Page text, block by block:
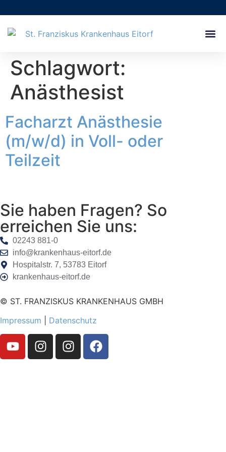
Schlagwort:
Anästhesist
Facharzt Anästhesie
(m/w/d) in Voll- oder
Teilzeit
Sie haben Fragen? So
erreichen Sie uns:
02243 881-0
info@krankenhaus-eitorf.de
Hospitalstr. 7, 53783 Eitorf
krankenhaus-eitorf.de
© ST. FRANZISKUS KRANKENHAUS GMBH
Impressum
Datenschutz